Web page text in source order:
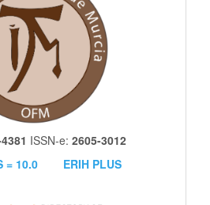
ISSN-e: 2605-3012
= 10.0
ERIH PLUS